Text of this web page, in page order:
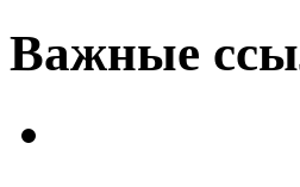
Важные